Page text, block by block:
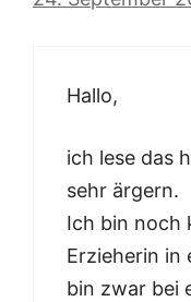
Hallo,
ich lese das
sehr ärgern.
Ich bin noch
Erzieherin in
bin zwar bei